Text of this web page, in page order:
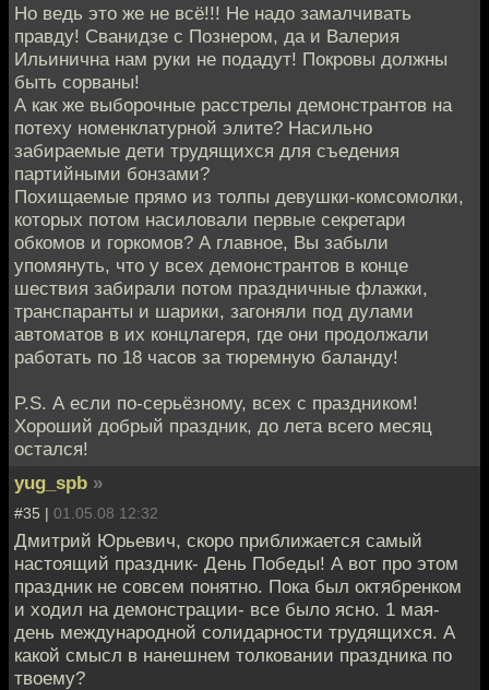
Но ведь это же не всё!!! Не надо замалчивать
правду! Сванидзе с Познером, да и Валерия
Ильинична нам руки не подадут! Покровы должны
быть сорваны!
А как же выборочные расстрелы демонстрантов на
потеху номенклатурной элите? Насильно
забираемые дети трудящихся для съедения
партийными бонзами?
Похищаемые прямо из толпы девушки-комсомолки,
которых потом насиловали первые секретари
обкомов и горкомов? А главное, Вы забыли
упомянуть, что у всех демонстрантов в конце
шествия забирали потом праздничные флажки,
транспаранты и шарики, загоняли под дулами
автоматов в их концлагеря, где они продолжали
работать по 18 часов за тюремную баланду!
P.S. А если по-серьёзному, всех с праздником!
Хороший добрый праздник, до лета всего месяц
остался!
yug_spb »
#35 | 01.05.08 12:32
Дмитрий Юрьевич, скоро приближается самый
настоящий праздник- День Победы! А вот про этом
праздник не совсем понятно. Пока был октябренком
и ходил на демонстрации- все было ясно. 1 мая-
день международной солидарности трудящихся. А
какой смысл в нанешнем толковании праздника по
твоему?